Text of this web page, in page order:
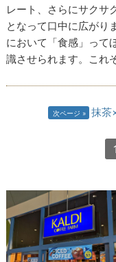
レート、さらにサクサ
となって口中に広がり
において「食感」って
識させられます。これ
次ページ 抹茶
1